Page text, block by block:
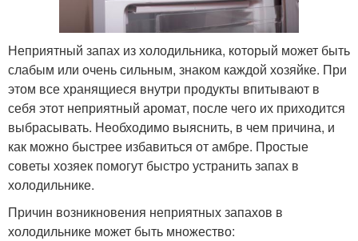
Неприятный запах из холодильника, который может быть
слабым или очень сильным, знаком каждой хозяйке. При
этом все хранящиеся внутри продукты впитывают в
себя этот неприятный аромат, после чего их приходится
выбрасывать. Необходимо выяснить, в чем причина, и
как можно быстрее избавиться от амбре. Простые
советы хозяек помогут быстро устранить запах в
холодильнике.
Причин возникновения неприятных запахов в
холодильнике может быть множество: